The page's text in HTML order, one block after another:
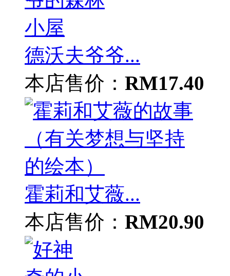
德沃夫爷爷...
本店售价： RM17.40
霍莉和艾薇...
本店售价： RM20.90